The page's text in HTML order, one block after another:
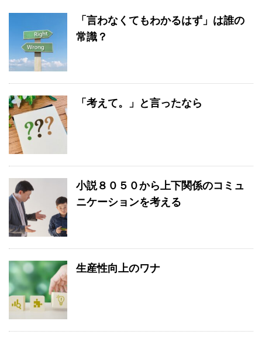
「言わなくてもわかるはず」は誰の
常識？
「考えて。」と言ったなら
小説８０５０から上下関係のコミュ
ニケーションを考える
生産性向上のワナ